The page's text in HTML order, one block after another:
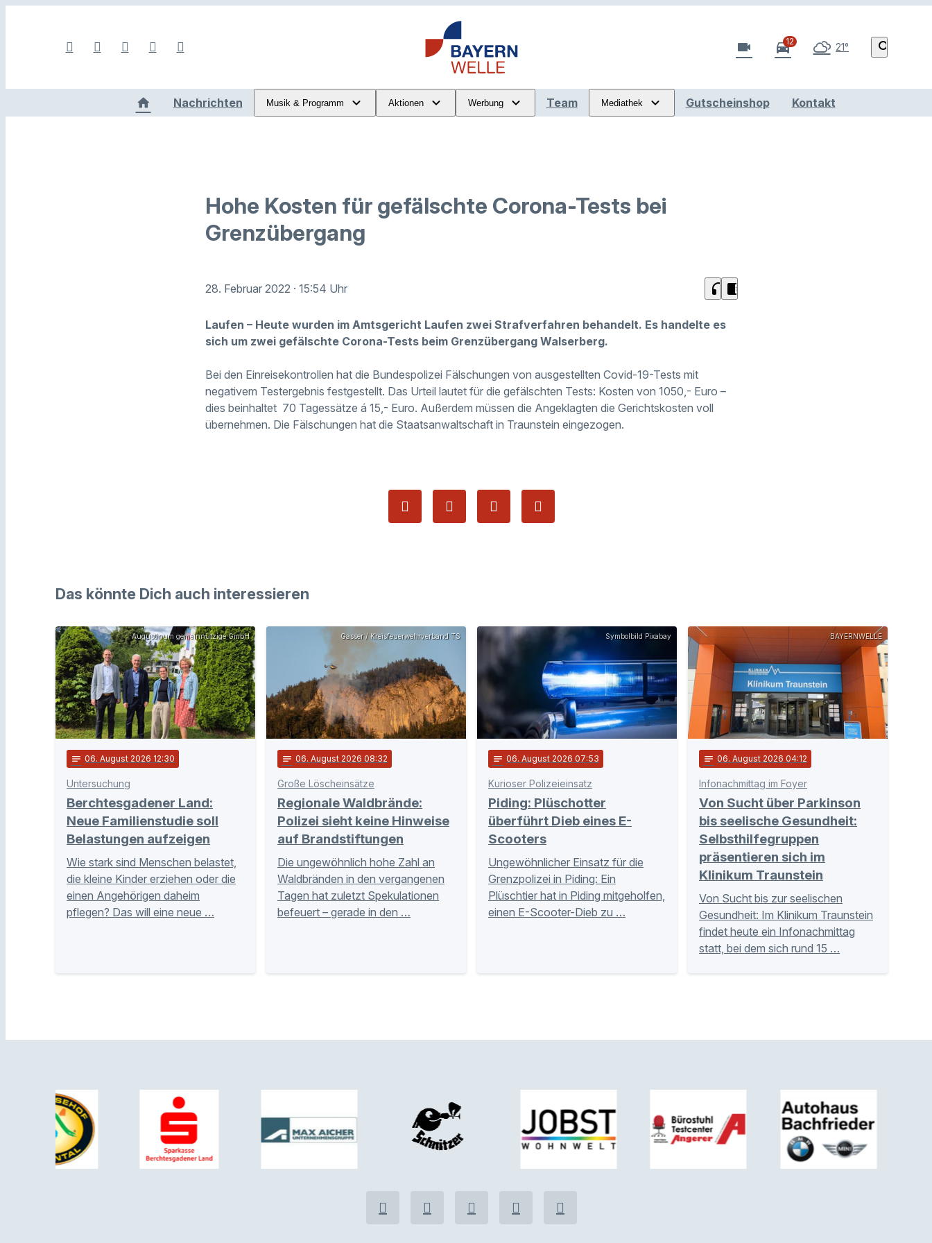
videocam directions_car12 21° search
Nachrichten Musik & Programm Aktionen Werbung Team Mediathek Gutscheinshop Kontakt
Hohe Kosten für gefälschte Corona-Tests bei
Grenzübergang
28. Februar 2022 · 15:54 Uhr headphones chrome_reader_mode
Laufen – Heute wurden im Amtsgericht Laufen zwei Strafverfahren behandelt. Es handelte es
sich um zwei gefälschte Corona-Tests beim Grenzübergang Walserberg.
Bei den Einreisekontrollen hat die Bundespolizei Fälschungen von ausgestellten Covid-19-Tests mit
negativem Testergebnis festgestellt. Das Urteil lautet für die gefälschten Tests: Kosten von 1050,- Euro –
dies beinhaltet 70 Tagessätze á 15,- Euro. Außerdem müssen die Angeklagten die Gerichtskosten voll
übernehmen. Die Fälschungen hat die Staatsanwaltschaft in Traunstein eingezogen.
Das könnte Dich auch interessieren
Augustinum gemeinnützige GmbH
notes 06. August 2026 12:30
Untersuchung
Berchtesgadener Land:
Neue Familienstudie soll
Belastungen aufzeigen
Wie stark sind Menschen belastet,
die kleine Kinder erziehen oder die
einen Angehörigen daheim
pflegen? Das will eine neue …
Gasser / Kreisfeuerwehrverband TS
notes 06. August 2026 08:32
Große Löscheinsätze
Regionale Waldbrände:
Polizei sieht keine Hinweise
auf Brandstiftungen
Die ungewöhnlich hohe Zahl an
Waldbränden in den vergangenen
Tagen hat zuletzt Spekulationen
befeuert – gerade in den …
Symbolbild Pixabay
notes 06. August 2026 07:53
Kurioser Polizeieinsatz
Piding: Plüschotter
überführt Dieb eines E-
Scooters
Ungewöhnlicher Einsatz für die
Grenzpolizei in Piding: Ein
Plüschtier hat in Piding mitgeholfen,
einen E-Scooter-Dieb zu …
BAYERNWELLE
notes 06. August 2026 04:12
Infonachmittag im Foyer
Von Sucht über Parkinson
bis seelische Gesundheit:
Selbsthilfegruppen
präsentieren sich im
Klinikum Traunstein
Von Sucht bis zur seelischen
Gesundheit: Im Klinikum Traunstein
findet heute ein Infonachmittag
statt, bei dem sich rund 15 …